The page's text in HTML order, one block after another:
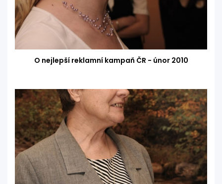
O nejlepší reklamní kampaň ČR - únor 2010